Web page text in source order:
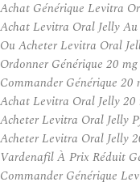
Achat Générique Levitra
Achat Levitra Oral Jelly
Ou Acheter Levitra Oral
Ordonner Générique 20
Commander Générique
Achat Levitra Oral Jelly 20
Acheter Levitra Oral Jelly
Acheter Levitra Oral Jelly
Vardenafil À Prix Réduit
Commander Générique